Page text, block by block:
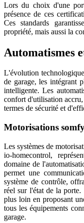
Lors du choix d'une
présence de ces
Ces standards
propriété, mais aussi la
Automatismes
L'évolution
de garage, les intégrant
intelligente. Les
confort d'utilisation accru,
termes de sécurité et
Motorisations
Les systèmes de
io-homecontrol,
domaine de
permet une
système de contrôle,
réel sur l'état de la
plus loin en proposant
tous les équipements
garage.